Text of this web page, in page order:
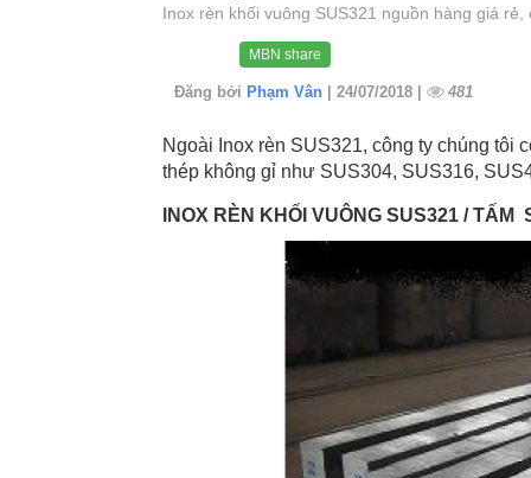
Inox rèn khối vuông SUS321 nguồn hàng giá
MBN share
Đăng bởi Phạm Vân | 24/07/2018 | 481
Ngoài Inox rèn SUS321, công ty chúng tôi
thép không gỉ như SUS304, SUS316,
INOX RÈN KHỐI VUÔNG SUS321 / TẤM